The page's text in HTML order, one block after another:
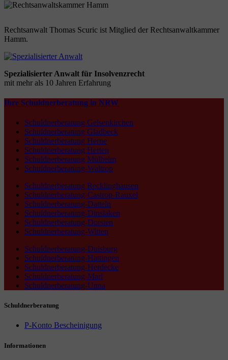
Rechtsanwalt Thomas Scuric ist Mitglied der Rechtsanwaltkammer
Hamm.
Spezialisierter Anwalt für Insolvenzrecht
mit mehr als 10 Jahren Erfahrung
Ihre Schuldnerberatung in NRW
Schuldnerberatung Gelsenkirchen
Schuldnerberatung Gladbeck
Schuldnerberatung Herne
Schuldnerberatung Herten
Schuldnerberatung Mülheim
Schuldnerberatung-Waltrop
Schuldnerberatung Recklinghausen
Schuldnerberatung-Castrop-Rauxel
Schuldnerberatung-Datteln
Schuldnerberatung-Dinslaken
Schuldnerberatung-Dorsten
Schuldnerberatung-Witten
Schuldnerberatung-Duisburg
Schuldnerberatung-Hattingen
Schuldnerberatung-Herdecke
Schuldnerberatung-Marl
Schuldnerberatung-Unna
Schuldnerberatung
P-Konto Bescheinigung
Informationen